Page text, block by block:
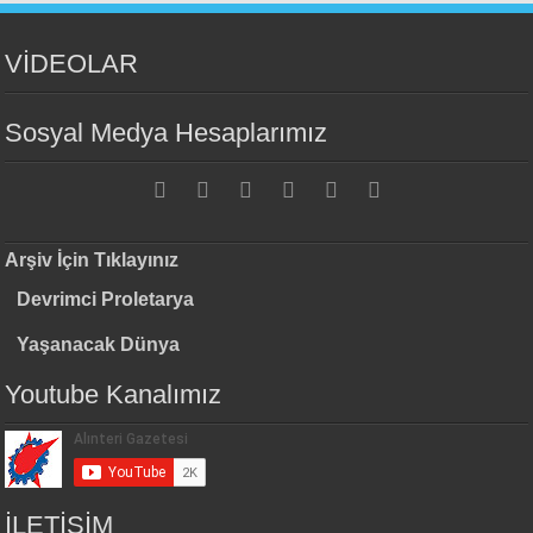
VİDEOLAR
Sosyal Medya Hesaplarımız
Arşiv İçin Tıklayınız
Devrimci Proletarya
Yaşanacak Dünya
Youtube Kanalımız
İLETİŞİM